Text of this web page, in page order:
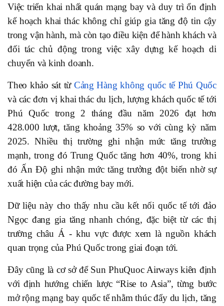
Việc triển khai nhất quán mạng bay và duy trì ổn định
kế hoạch khai thác không chỉ giúp gia tăng độ tin cậy
trong vận hành, mà còn tạo điều kiện để hành khách và
đối tác chủ động trong việc xây dựng kế hoạch di
chuyển và kinh doanh.
Theo khảo sát từ Cảng Hàng không quốc tế Phú Quốc
và các đơn vị khai thác du lịch, lượng khách quốc tế tới
Phú Quốc trong 2 tháng đầu năm 2026 đạt hơn
428.000 lượt, tăng khoảng 35% so với cùng kỳ năm
2025. Nhiều thị trường ghi nhận mức tăng trưởng
mạnh, trong đó Trung Quốc tăng hơn 40%, trong khi
đó Ấn Độ ghi nhận mức tăng trưởng đột biến nhờ sự
xuất hiện của các đường bay mới.
Dữ liệu này cho thấy nhu cầu kết nối quốc tế tới đảo
Ngọc đang gia tăng nhanh chóng, đặc biệt từ các thị
trường châu Á - khu vực được xem là nguồn khách
quan trọng của Phú Quốc trong giai đoạn tới.
Đây cũng là cơ sở để Sun PhuQuoc Airways kiên định
với định hướng chiến lược “Rise to Asia”, từng bước
mở rộng mạng bay quốc tế nhằm thúc đẩy du lịch, tăng